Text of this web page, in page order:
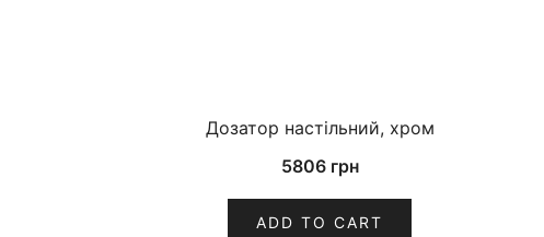
Дозатор настільний, хром
5806 грн
ADD TO CART